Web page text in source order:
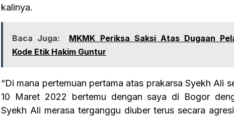
kalinya.
Baca Juga:
MKMK Periksa Saksi Atas Dugaan
Kode Etik Hakim Guntur
“Di mana pertemuan pertama atas prakarsa Syekh Ali
10 Maret 2022 bertemu dengan saya di Bogor
Syekh Ali merasa terganggu diuber terus secara